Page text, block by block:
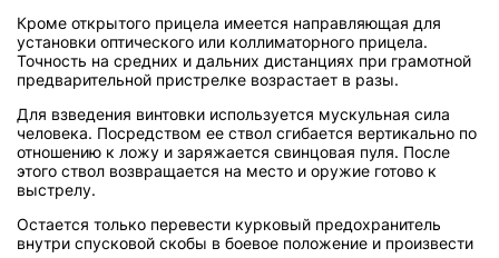
Кроме открытого прицела имеется направляющая для
установки оптического или коллиматорного прицела.
Точность на средних и дальних дистанциях при грамотной
предварительной пристрелке возрастает в разы.
Для взведения винтовки используется мускульная сила
человека. Посредством ее ствол сгибается вертикально по
отношению к ложу и заряжается свинцовая пуля. После
этого ствол возвращается на место и оружие готово к
выстрелу.
Остается только перевести курковый предохранитель
внутри спусковой скобы в боевое положение и произвести